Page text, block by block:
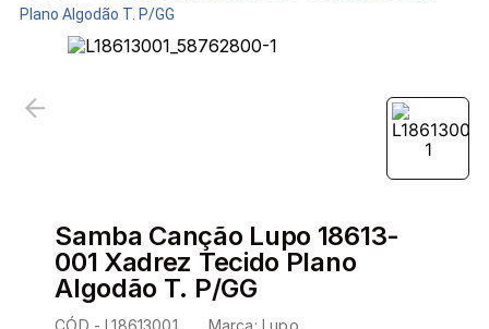
Plano Algodão T. P/GG
Samba Canção Lupo 18613-
001 Xadrez Tecido Plano
Algodão T. P/GG
CÓD -L18613001 Marca:Lupo